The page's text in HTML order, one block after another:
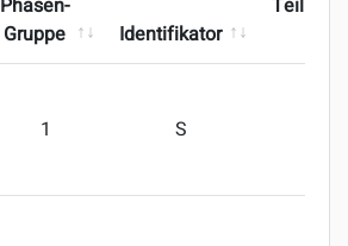
Phasen-
Gruppe
Identifikator
1 S